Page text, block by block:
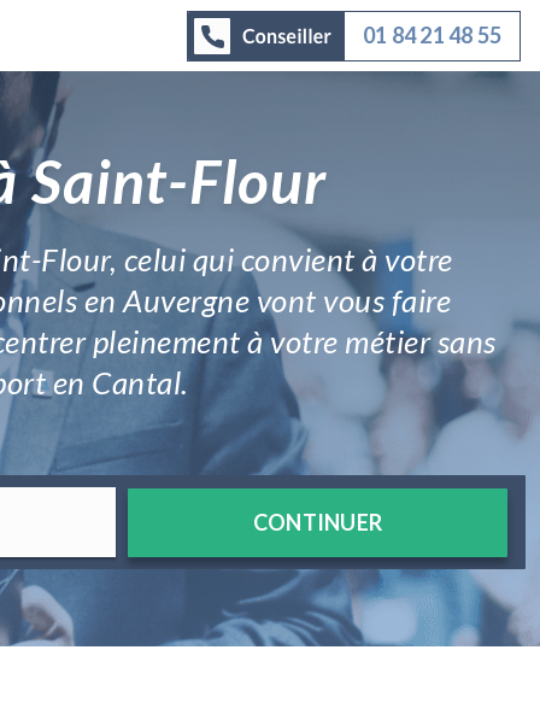
01 84 21 48 55
Saint-Flour
Flour, celui qui convient à votre
en Auvergne vont vous faire
pleinement à votre métier sans
en Cantal.
CONTINUER